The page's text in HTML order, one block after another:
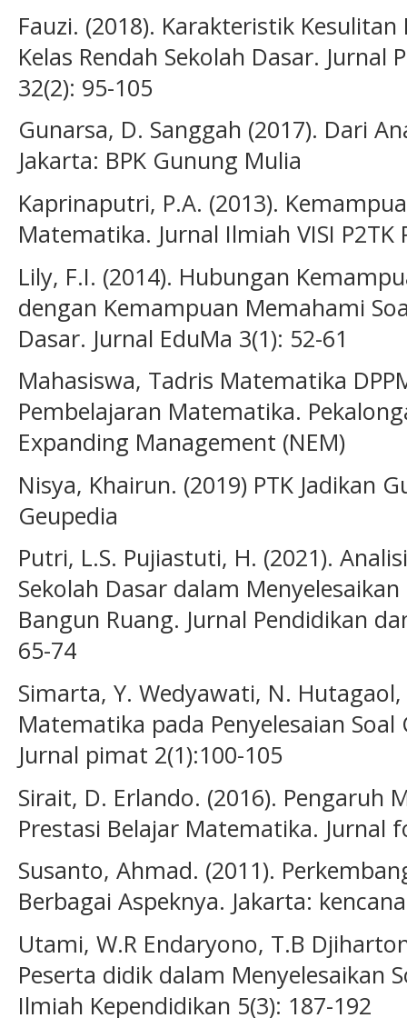
Fauzi. (2018). Karakteristik
Kelas Rendah Sekolah Dasar.
32(2): 95-105
Gunarsa, D. Sanggah (2017). Dari
Jakarta: BPK Gunung Mulia
Kaprinaputri, P.A. (2013).
Matematika. Jurnal Ilmiah VISI P2TK
Lily, F.I. (2014). Hubungan
dengan Kemampuan Memahami
Dasar. Jurnal EduMa 3(1): 52-61
Mahasiswa, Tadris Matematika
Pembelajaran Matematika.
Expanding Management (NEM)
Nisya, Khairun. (2019) PTK Jadikan
Geupedia
Putri, L.S. Pujiastuti, H. (2021).
Sekolah Dasar dalam
Bangun Ruang. Jurnal Pendidikan
65-74
Simarta, Y. Wedyawati, N.
Matematika pada Penyelesaian Soal
Jurnal pimat 2(1):100-105
Sirait, D. Erlando. (2016). Pengaruh
Prestasi Belajar Matematika. Jurnal
Susanto, Ahmad. (2011).
Berbagai Aspeknya. Jakarta: kencana
Utami, W.R Endaryono, T.B
Peserta didik dalam Menyelesaikan
Ilmiah Kependidikan 5(3): 187-192